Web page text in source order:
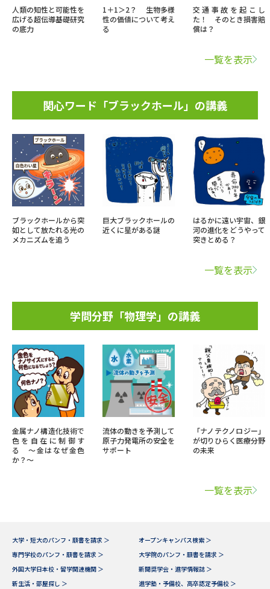
人類の知性と可能性を
広げる超伝導基礎研究
の底力
1＋1＞2？ 生物多様
性の価値について考え
る
交通事故を起こし
た！ そのとき損害賠
償は？
一覧を表示
関心ワード「ブラックホール」の講義
ブラックホールから突
如として放たれる光の
メカニズムを追う
巨大ブラックホールの
近くに星がある謎
はるかに遠い宇宙、銀
河の進化をどうやって
突きとめる？
一覧を表示
学問分野「物理学」の講義
金属ナノ構造化技術で
色を自在に制御す
る 〜金はなぜ金色
か？〜
流体の動きを予測して
原子力発電所の安全を
サポート
「ナノテクノロジー」
が切りひらく医療分野
の未来
一覧を表示
大学・短大のパンフ・願書を請求 ＞
オープンキャンパス検索 ＞
専門学校のパンフ・願書を請求 ＞
大学院のパンフ・願書を請求 ＞
外国大学日本校・留学関連機関 ＞
新聞奨学会・進学情報誌 ＞
新生活・部屋探し ＞
進学塾・予備校、高卒認定予備校 ＞